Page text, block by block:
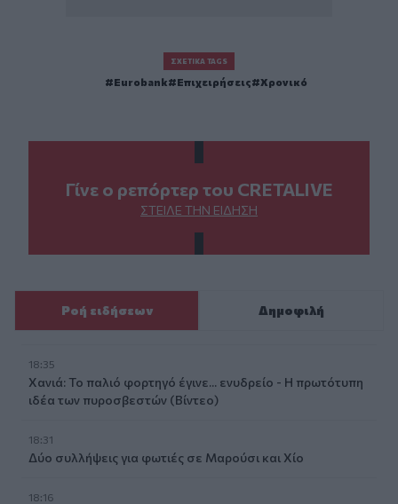
ΣΧΕΤΙΚΆ TAGS
Eurobank Επιχειρήσεις Χρονικό
Γίνε ο ρεπόρτερ του CRETALIVE
ΣΤΕΊΛΕ ΤΗΝ ΕΊΔΗΣΗ
Ροή ειδήσεων Δημοφιλή
18:35
Χανιά: Το παλιό φορτηγό έγινε... ενυδρείο - Η πρωτότυπη
ιδέα των πυροσβεστών (Βίντεο)
18:31
Δύο συλλήψεις για φωτιές σε Μαρούσι και Χίο
18:16